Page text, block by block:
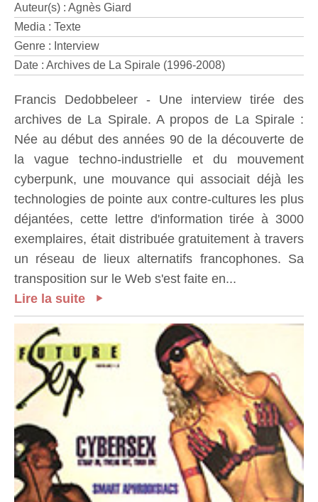
Auteur(s) : Agnès Giard
Media : Texte
Genre : Interview
Date : Archives de La Spirale (1996-2008)
Francis Dedobbeleer - Une interview tirée des
archives de La Spirale. A propos de La Spirale :
Née au début des années 90 de la découverte de
la vague techno-industrielle et du mouvement
cyberpunk, une mouvance qui associait déjà les
technologies de pointe aux contre-cultures les plus
déjantées, cette lettre d'information tirée à 3000
exemplaires, était distribuée gratuitement à travers
un réseau de lieux alternatifs francophones. Sa
transposition sur le Web s'est faite en...
Lire la suite